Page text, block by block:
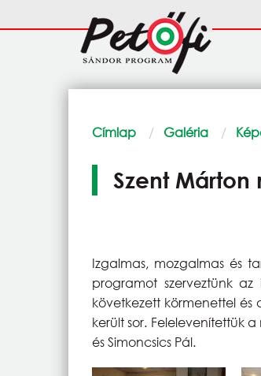
Fő
navigáció
Morzsa
Címlap Galéria
Szent Márton
Izgalmas, mozgalmas és
programot szerveztünk
következett körmenettel és
került sor. Felelevenítettük
és Simoncsics Pál.